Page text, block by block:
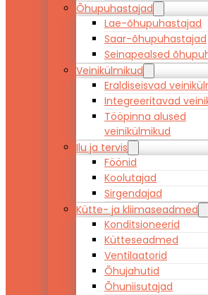
Õhupuhastajad
Lae-õhupuhastajad
Saar-õhupuhastajad
Seinapealsed
Veinikülmikud
Eraldiseisvad
Integreeritavad
Tööpinna alused
veinikülmikud
Ilu ja tervis
Föönid
Koolutajad
Sirgendajad
Kütte- ja kliimaseadmed
Konditsioneerid
Kütteseadmed
Ventilaatorid
Õhujahutid
Õhuniisutajad